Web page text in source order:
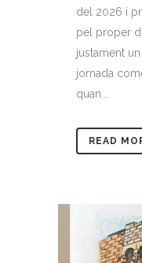
del 2026 i
pel proper
justament
jornada
quan...
READ